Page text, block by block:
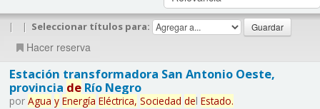
| | Seleccionar títulos para:
Hacer reserva
Estación transformadora San Antonio Oeste,
provincia deRío Negro
por Agua y Energía Eléctrica, Sociedad del Estado.